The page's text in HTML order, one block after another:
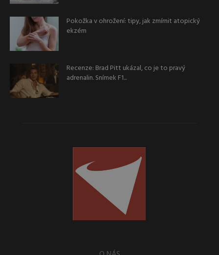
Pokožka v ohrožení: tipy, jak zmírnit atopický
ekzém
Recenze: Brad Pitt ukázal, co je to pravý
adrenalin. Snímek F1...